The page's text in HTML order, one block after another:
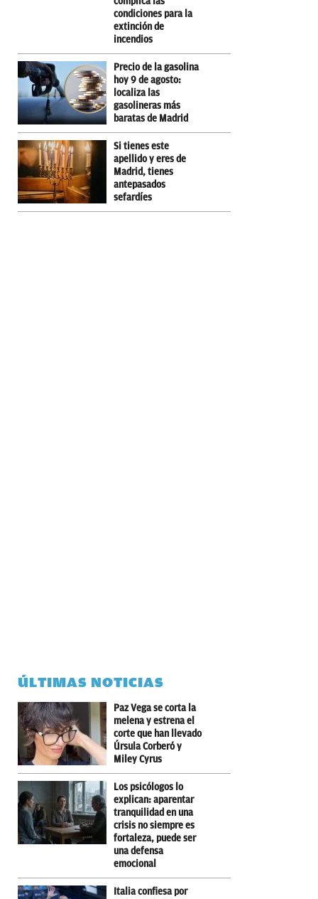
condiciones para la
extinción de
incendios
Precio de la gasolina
hoy 9 de agosto:
localiza las
gasolineras más
baratas de Madrid
Si tienes este
apellido y eres de
Madrid, tienes
antepasados
sefardíes
ÚLTIMAS NOTICIAS
Paz Vega se corta la
melena y estrena el
corte que han llevado
Úrsula Corberó y
Miley Cyrus
Los psicólogos lo
explican: aparentar
tranquilidad en una
crisis no siempre es
fortaleza, puede ser
una defensa
emocional
Italia confiesa por